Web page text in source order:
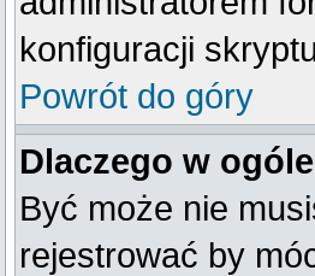
konfiguracji
Powrót do góry
Dlaczego w
Być może nie
rejestrować by